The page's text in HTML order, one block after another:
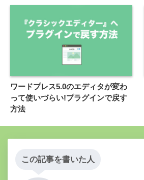
ワードプレス5.0のエディタが変わ
って使いづらい!プラグインで戻す
方法
この記事を書いた人